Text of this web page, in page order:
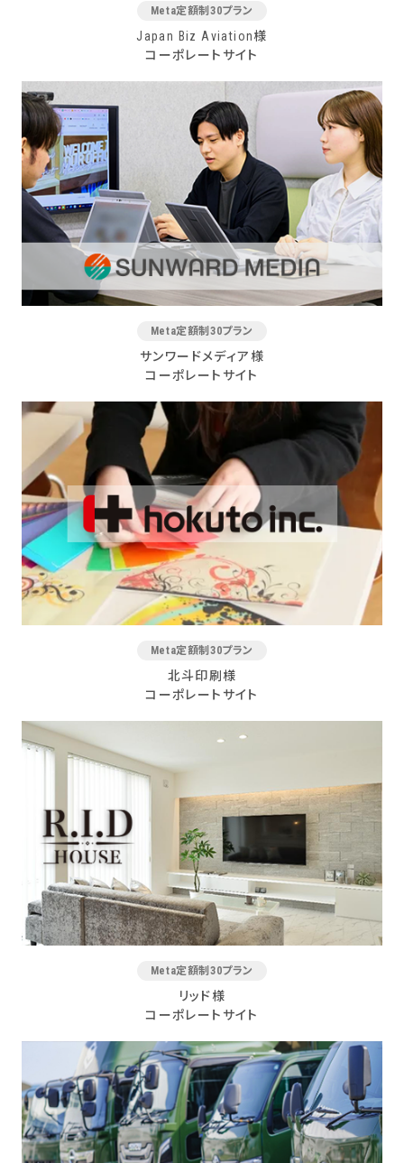
Meta定額制30プラン
Japan Biz Aviation様
コーポレートサイト
Meta定額制30プラン
サンワードメディア様
コーポレートサイト
Meta定額制30プラン
北斗印刷様
コーポレートサイト
Meta定額制30プラン
リッド様
コーポレートサイト